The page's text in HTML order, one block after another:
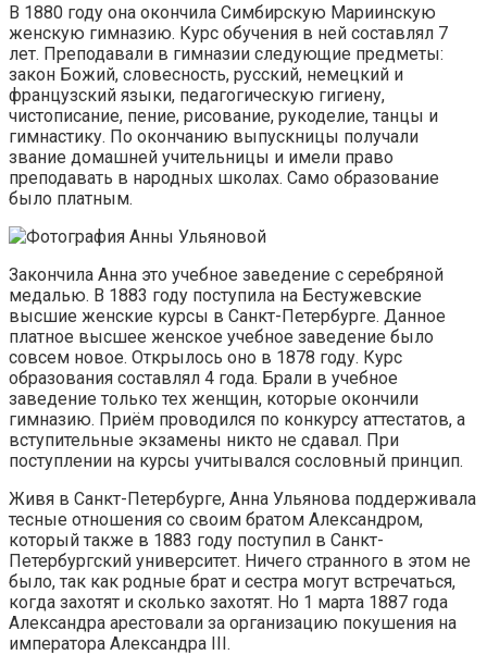
В 1880 году она окончила Симбирскую Мариинскую
женскую гимназию. Курс обучения в ней составлял 7
лет. Преподавали в гимназии следующие предметы:
закон Божий, словесность, русский, немецкий и
французский языки, педагогическую гигиену,
чистописание, пение, рисование, рукоделие, танцы и
гимнастику. По окончанию выпускницы получали
звание домашней учительницы и имели право
преподавать в народных школах. Само образование
было платным.
Закончила Анна это учебное заведение с серебряной
медалью. В 1883 году поступила на Бестужевские
высшие женские курсы в Санкт-Петербурге. Данное
платное высшее женское учебное заведение было
совсем новое. Открылось оно в 1878 году. Курс
образования составлял 4 года. Брали в учебное
заведение только тех женщин, которые окончили
гимназию. Приём проводился по конкурсу аттестатов, а
вступительные экзамены никто не сдавал. При
поступлении на курсы учитывался сословный принцип.
Живя в Санкт-Петербурге, Анна Ульянова поддерживала
тесные отношения со своим братом Александром,
который также в 1883 году поступил в Санкт-
Петербургский университет. Ничего странного в этом не
было, так как родные брат и сестра могут встречаться,
когда захотят и сколько захотят. Но 1 марта 1887 года
Александра арестовали за организацию покушения на
императора Александра III.